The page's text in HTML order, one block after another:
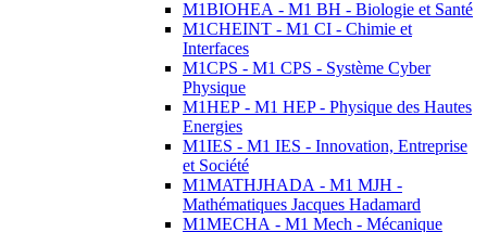
M1BIOHEA - M1 BH - Biologie et Santé
M1CHEINT - M1 CI - Chimie et
Interfaces
M1CPS - M1 CPS - Système Cyber
Physique
M1HEP - M1 HEP - Physique des Hautes
Energies
M1IES - M1 IES - Innovation, Entreprise
et Société
M1MATHJHADA - M1 MJH -
Mathématiques Jacques Hadamard
M1MECHA - M1 Mech - Mécanique